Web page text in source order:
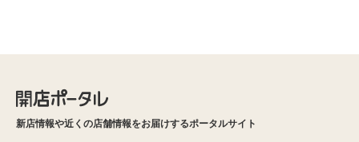
新店情報や近くの店舗情報をお届けするポータルサイト